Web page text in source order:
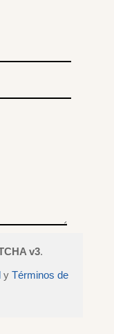
v3.
y Términos de